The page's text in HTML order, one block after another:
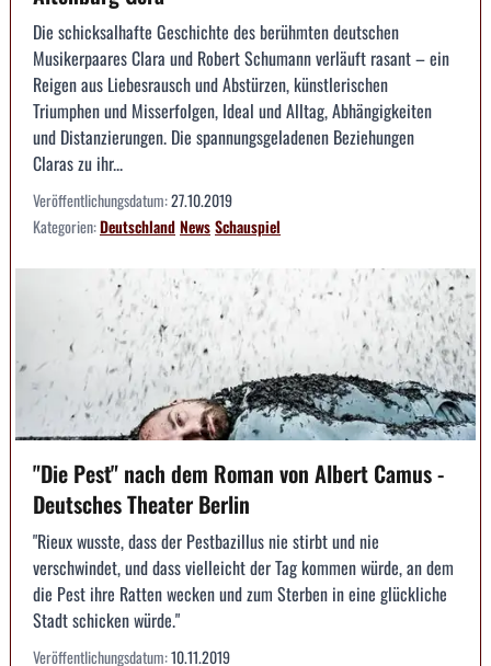
Die schicksalhafte Geschichte des berühmten deutschen
Musikerpaares Clara und Robert Schumann verläuft rasant – ein
Reigen aus Liebesrausch und Abstürzen, künstlerischen
Triumphen und Misserfolgen, Ideal und Alltag, Abhängigkeiten
und Distanzierungen. Die spannungsgeladenen Beziehungen
Claras zu ihr...
Veröffentlichungsdatum:27.10.2019
Kategorien:DeutschlandNewsSchauspiel
"Die Pest" nach dem Roman von Albert Camus -
Deutsches Theater Berlin
"Rieux wusste, dass der Pestbazillus nie stirbt und nie
verschwindet, und dass vielleicht der Tag kommen würde, an dem
die Pest ihre Ratten wecken und zum Sterben in eine glückliche
Stadt schicken würde."
Veröffentlichungsdatum:10.11.2019